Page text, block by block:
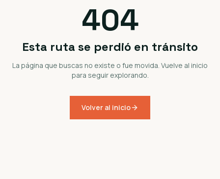
404
Esta ruta se perdió en tránsito
La página que buscas no existe o fue movida. Vuelve al inicio
para seguir explorando.
Volver al inicio